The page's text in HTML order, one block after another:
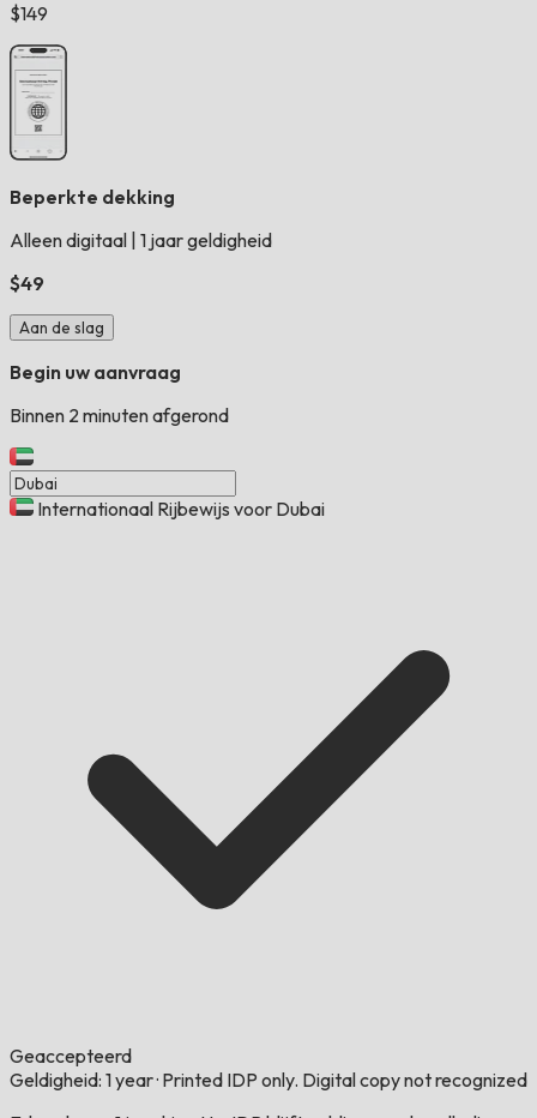
$149
Beperkte dekking
Alleen digitaal 1 jaar geldigheid
$49
Aan de slag
Begin uw aanvraag
Binnen 2 minuten afgerond
Internationaal Rijbewijs voor Dubai
Geaccepteerd
Geldigheid: 1 year· Printed IDP only. Digital copy not recognized